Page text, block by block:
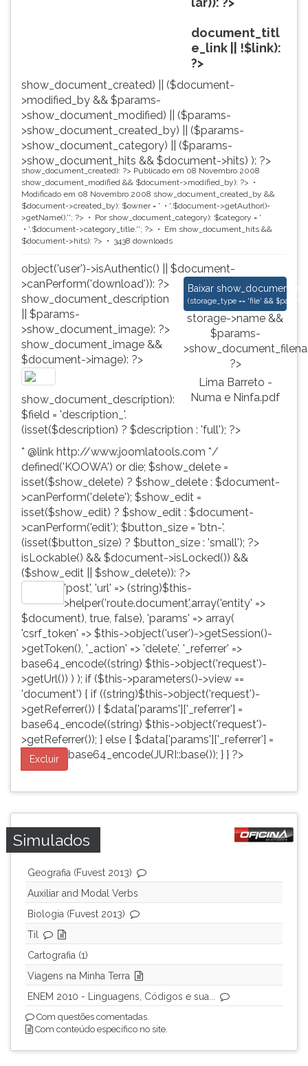
document_titl
e_link || !$link):
?>
show_document_created) || ($document-
>modified_by && $params-
>show_document_modified) || ($params-
>show_document_created_by) || ($params-
>show_document_category) || ($params-
>show_document_hits && $document->hits) ): ?>
show_document_created): ?> Publicado em 08 Novembro 2008
show_document_modified && $document->modified_by): ?>
Modificado em 08 Novembro 2008 show_document_created_by &&
$document->created_by): $owner = '
'.$document->getAuthor()-
>getName().''; ?> Por show_document_category): $category = '
'.$document->category_title.''; ?> Em show_document_hits &&
$document->hits): ?>
3438 downloads
object('user')->isAuthentic() || $document-
>canPerform('download')): ?>
Baixar Lima Barreto -
(storage_type == 'file' &&
storage->name &&
$params-
?>
Lima Barreto -
Numa e Ninfa.pdf
show_document_description
|| $params-
>show_document_image): ?>
show_document_image &&
$document->image): ?>
show_document_description):
$field = 'description_'.
(isset($description) ? $description : 'full'); ?>
* @link http://www.joomlatools.com */
defined('KOOWA') or die; $show_delete =
isset($show_delete) ? $show_delete : $document-
>canPerform('delete'); $show_edit =
isset($show_edit) ? $show_edit : $document-
>canPerform('edit'); $button_size = 'btn-'.
(isset($button_size) ? $button_size : 'small'); ?>
isLockable() && $document->isLocked()) &&
($show_edit || $show_delete)): ?>
'post', 'url' => (string)$this-
>helper('route.document',array('entity' =>
$document), true, false), 'params' => array(
'csrf_token' => $this->object('user')->getSession()-
>getToken(), '_action' => 'delete', '_referrer' =>
base64_encode((string) $this->object('request')-
>getUrl()) ) ); if ($this->parameters()->view ==
'document') { if ((string)$this->object('request')-
>getReferrer()) { $data['params']['_referrer'] =
base64_encode((string) $this->object('request')-
>getReferrer()); } else { $data['params']['_referrer'] =
base64_encode(JURI::base()); } } ?>
Excluir
Simulados
Geografia (Fuvest 2013)
Auxiliar and Modal Verbs
Biologia (Fuvest 2013)
Til
Cartografia (1)
Viagens na Minha Terra
ENEM 2010 - Linguagens, Códigos e sua...
Com questões comentadas.
Com conteúdo específico no site.